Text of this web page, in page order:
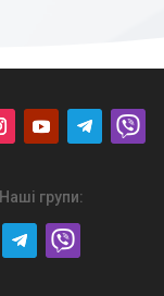
Наші групи: